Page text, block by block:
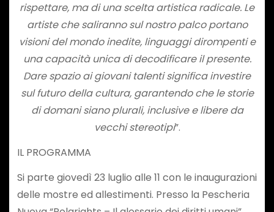
rispettare, ma di una scelta artistica radicale. Le
artiste che saliranno sul nostro palco portano
visioni del mondo inedite, linguaggi dirompenti e
una capacità unica di decodificare il presente.
Dare spazio ai giovani talenti significa investire
sul futuro della cultura, garantendo che le storie
di domani siano plurali, inclusive e libere da
vecchi stereotipi”.
IL PROGRAMMA
Si parte giovedì 23 luglio alle 11 con le inaugurazioni
delle mostre ed allestimenti. Presso la Pescheria